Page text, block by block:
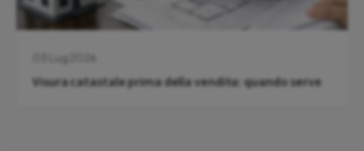
Visura catastale prima della vendita: quando serve